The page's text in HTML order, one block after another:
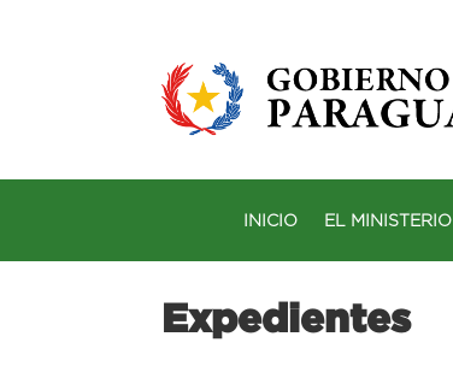
INICIO EL MINISTERIO
Expedientes